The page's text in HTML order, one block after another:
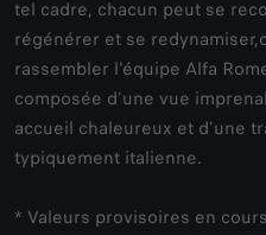
tel cadre, chacun peut se
régénérer et se
rassembler l'équipe Alfa
composée d'une vue
accueil chaleureux et d'une
typiquement italienne.
* Valeurs provisoires en